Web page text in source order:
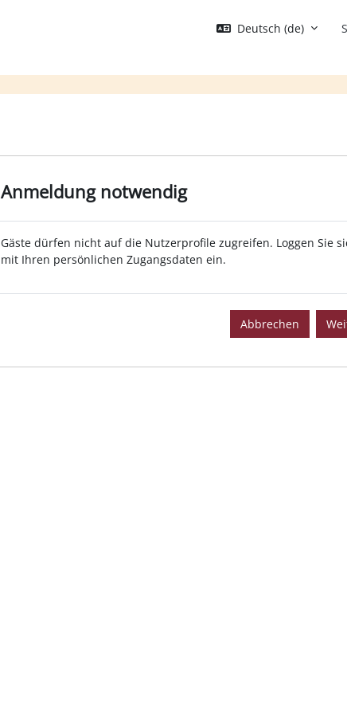
Deutsch ‎(de)‎
Anmeldung notwendig
Gäste dürfen nicht auf die Nutzerprofile zugreifen. Loggen Sie
mit Ihren persönlichen Zugangsdaten ein.
Abbrechen